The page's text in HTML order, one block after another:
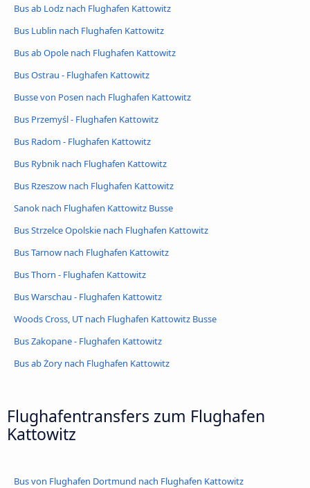
Bus ab Lodz nach Flughafen Kattowitz
Bus Lublin nach Flughafen Kattowitz
Bus ab Opole nach Flughafen Kattowitz
Bus Ostrau - Flughafen Kattowitz
Busse von Posen nach Flughafen Kattowitz
Bus Przemyśl - Flughafen Kattowitz
Bus Radom - Flughafen Kattowitz
Bus Rybnik nach Flughafen Kattowitz
Bus Rzeszow nach Flughafen Kattowitz
Sanok nach Flughafen Kattowitz Busse
Bus Strzelce Opolskie nach Flughafen Kattowitz
Bus Tarnow nach Flughafen Kattowitz
Bus Thorn - Flughafen Kattowitz
Bus Warschau - Flughafen Kattowitz
Woods Cross, UT nach Flughafen Kattowitz Busse
Bus Zakopane - Flughafen Kattowitz
Bus ab Żory nach Flughafen Kattowitz
Flughafentransfers zum Flughafen
Kattowitz
Bus von Flughafen Dortmund nach Flughafen Kattowitz